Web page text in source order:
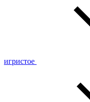
игристое